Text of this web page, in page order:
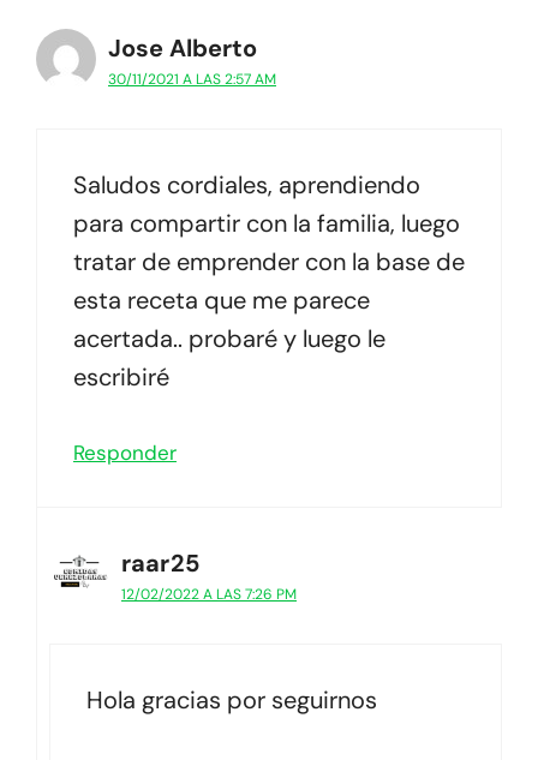
Jose Alberto
30/11/2021 A LAS 2:57 AM
Saludos cordiales, aprendiendo
para compartir con la familia, luego
tratar de emprender con la base de
esta receta que me parece
acertada.. probaré y luego le
escribiré
Responder
raar25
12/02/2022 A LAS 7:26 PM
Hola gracias por seguirnos